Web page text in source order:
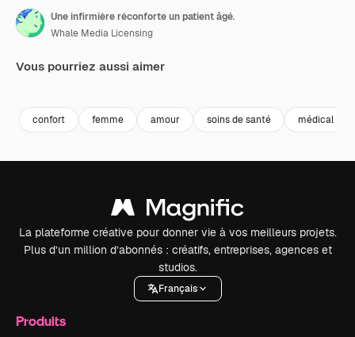
Une infirmière réconforte un patient âgé.
Whale Media Licensing
Vous pourriez aussi aimer
confort femme amour soins de santé médical
La plateforme créative pour donner vie à vos meilleurs projets.
Plus d’un million d’abonnés : créatifs, entreprises, agences et
studios.
Français
Produits